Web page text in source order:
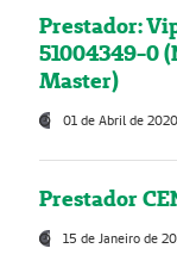
Prestador:
51004349-0
Master)
01 de Abril de 2020
Prestador
15 de Janeiro de